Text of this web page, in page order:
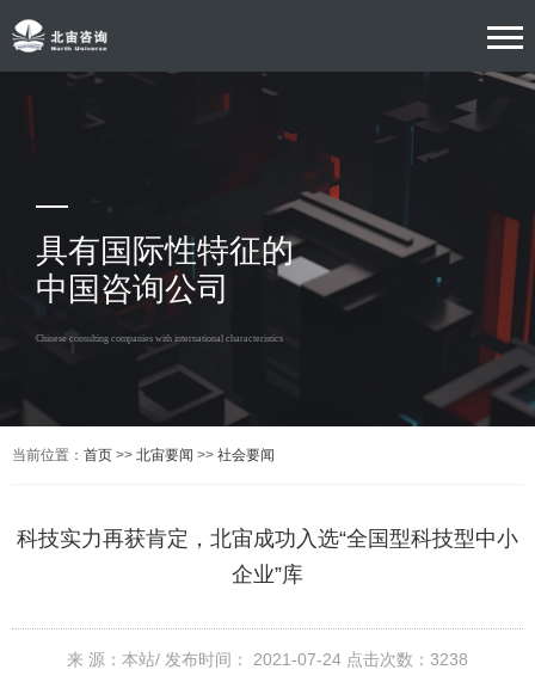
具有国际性特征的
中国咨询公司
Chinese consulting companies with international characteristics
当前位置： 首页 >> 北宙要闻 >> 社会要闻
科技实力再获肯定，北宙成功入选“全国型科技型中小
企业”库
来 源：本站/ 发布时间： 2021-07-24 点击次数： 3238